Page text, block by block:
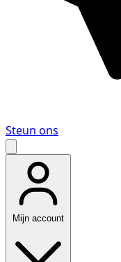
Steun ons
Mijn account